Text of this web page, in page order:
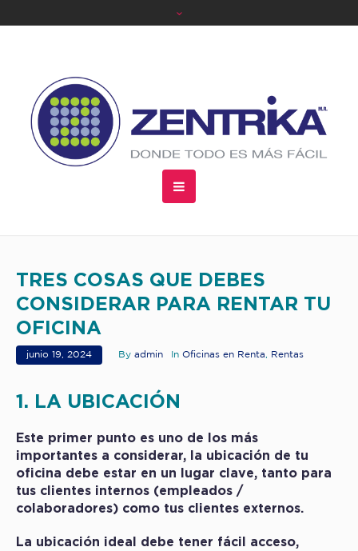
TRES COSAS QUE DEBES
CONSIDERAR PARA RENTAR TU
OFICINA
junio 19, 2024 By admin In Oficinas en Renta Rentas
1. LA UBICACIÓN
Este primer punto es uno de los más
importantes a considerar, la ubicación de tu
oficina debe estar en un lugar clave, tanto para
tus clientes internos (empleados /
colaboradores) como tus clientes externos.
La ubicación ideal debe tener fácil acceso,